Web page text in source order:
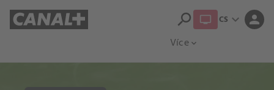
Více expand_more
search CS expand_more person